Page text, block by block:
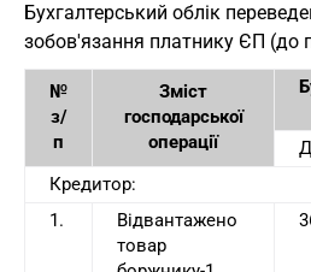
Бухгалтерський облік
зобов'язання платнику ЄП (до
№
з/
п
Зміст
господарської
операції
Кредитор:
1.
Відвантажено
товар